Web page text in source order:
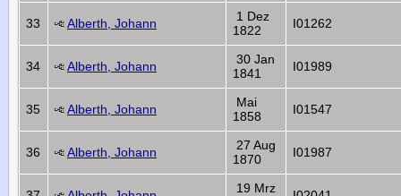
33 Alberth, Johann
1 Dez
1822
I01262
34 Alberth, Johann
30 Jan
1841
I01989
35 Alberth, Johann
Mai
1858
I01547
36 Alberth, Johann
27 Aug
1870
I01987
19 Mrz